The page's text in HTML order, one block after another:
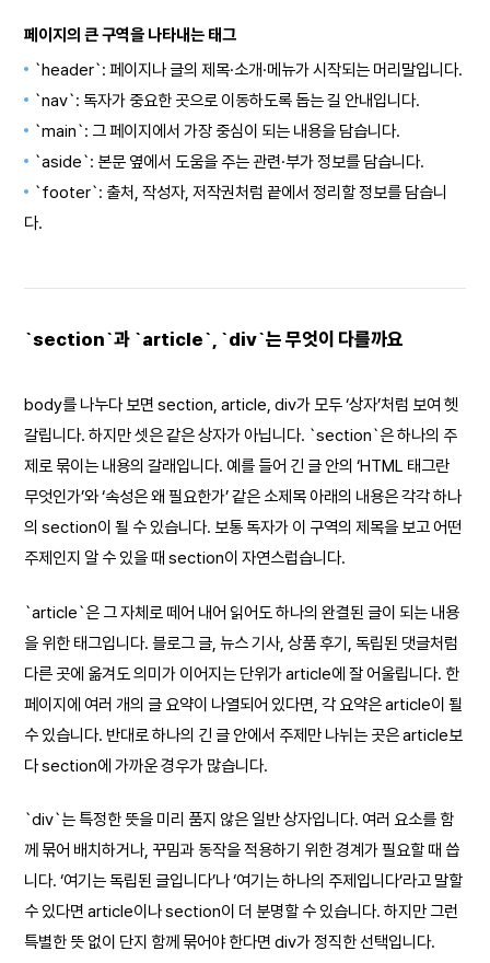
페이지의 큰 구역을 나타내는 태그
`header`: 페이지나 글의 제목·소개·메뉴가 시작되는 머리말입니다.
`nav`: 독자가 중요한 곳으로 이동하도록 돕는 길 안내입니다.
`main`: 그 페이지에서 가장 중심이 되는 내용을 담습니다.
`aside`: 본문 옆에서 도움을 주는 관련·부가 정보를 담습니다.
`footer`: 출처, 작성자, 저작권처럼 끝에서 정리할 정보를 담습니
다.
`section`과 `article`, `div`는 무엇이 다를까요
body를 나누다 보면 section, article, div가 모두 ‘상자’처럼 보여 헷
갈립니다. 하지만 셋은 같은 상자가 아닙니다. `section`은 하나의 주
제로 묶이는 내용의 갈래입니다. 예를 들어 긴 글 안의 ‘HTML 태그란
무엇인가’와 ‘속성은 왜 필요한가’ 같은 소제목 아래의 내용은 각각 하나
의 section이 될 수 있습니다. 보통 독자가 이 구역의 제목을 보고 어떤
주제인지 알 수 있을 때 section이 자연스럽습니다.
`article`은 그 자체로 떼어 내어 읽어도 하나의 완결된 글이 되는 내용
을 위한 태그입니다. 블로그 글, 뉴스 기사, 상품 후기, 독립된 댓글처럼
다른 곳에 옮겨도 의미가 이어지는 단위가 article에 잘 어울립니다. 한
페이지에 여러 개의 글 요약이 나열되어 있다면, 각 요약은 article이 될
수 있습니다. 반대로 하나의 긴 글 안에서 주제만 나뉘는 곳은 article보
다 section에 가까운 경우가 많습니다.
`div`는 특정한 뜻을 미리 품지 않은 일반 상자입니다. 여러 요소를 함
께 묶어 배치하거나, 꾸밈과 동작을 적용하기 위한 경계가 필요할 때 씁
니다. ‘여기는 독립된 글입니다’나 ‘여기는 하나의 주제입니다’라고 말할
수 있다면 article이나 section이 더 분명할 수 있습니다. 하지만 그런
특별한 뜻 없이 단지 함께 묶어야 한다면 div가 정직한 선택입니다.